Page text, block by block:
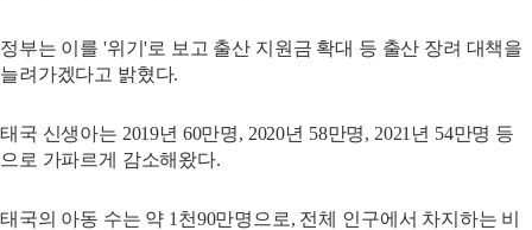
정부는 이를 '위기'로 보고 출산 지원금 확대 등 출산 장려 대책을
늘려가겠다고 밝혔다.
태국 신생아는 2019년 60만명, 2020년 58만명, 2021년 54만명 등
으로 가파르게 감소해왔다.
태국의 아동 수는 약 1천90만명으로, 전체 인구에서 차지하는 비